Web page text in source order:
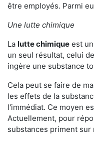
être employés. Parmi
Une lutte chimique
La lutte chimique est
un seul résultat, celui
ingère une substance
Cela peut se faire de
les effets de la
l'immédiat. Ce moyen
Actuellement, pour
substances priment sur